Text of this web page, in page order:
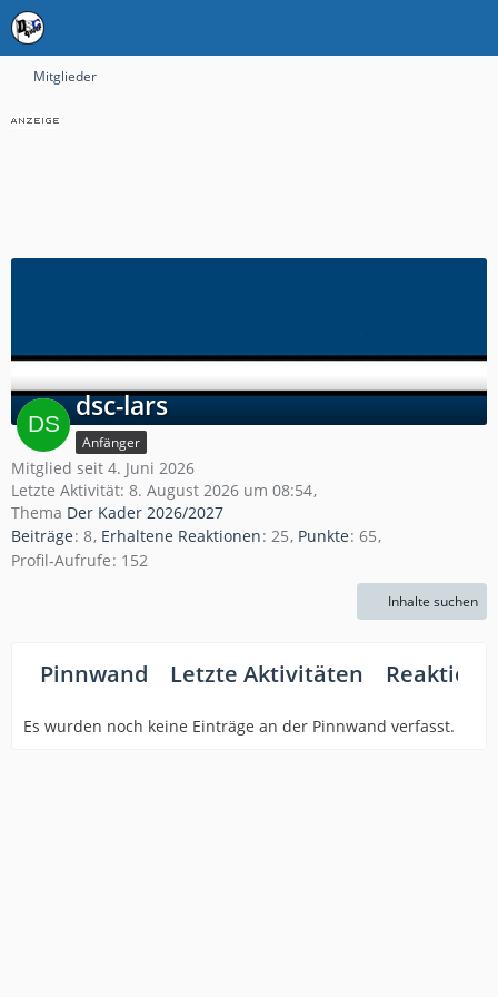
Mitglieder
dsc-lars
Anfänger
Mitglied seit 4. Juni 2026
Letzte Aktivität: 8. August 2026 um 08:54
Thema Der Kader 2026/2027
Beiträge 8 Erhaltene Reaktionen 25 Punkte 65
Profil-Aufrufe 152
Inhalte suchen
Pinnwand Letzte Aktivitäten
Es wurden noch keine Einträge an der Pinnwand verfasst.